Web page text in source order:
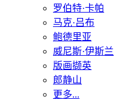
罗伯特·卡帕
马克·吕布
鲍德里亚
威尼斯·伊斯兰
版画撷英
郎静山
更多...